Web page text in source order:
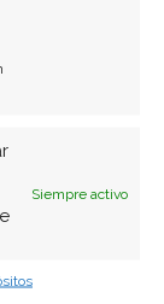
Siempre activo